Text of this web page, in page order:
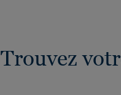
Trouvez